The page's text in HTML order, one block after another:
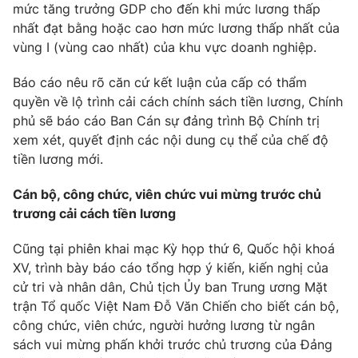
® Cấm sao chép dưới mọi hình thức nếu không có sự chấp
thuận bằng văn bản. Ghi rõ nguồn VTV.vn khi phát hành lại
thông tin từ website này.
mức tăng trưởng GDP cho đến khi mức lương thấp
nhất đạt bằng hoặc cao hơn mức lương thấp nhất của
vùng I (vùng cao nhất) của khu vực doanh nghiệp.
Báo cáo nêu rõ căn cứ kết luận của cấp có thẩm
quyền về lộ trình cải cách chính sách tiền lương, Chính
phủ sẽ báo cáo Ban Cán sự đảng trình Bộ Chính trị
xem xét, quyết định các nội dung cụ thể của chế độ
tiền lương mới.
Cán bộ, công chức, viên chức vui mừng trước chủ
trương cải cách tiền lương
Cũng tại phiên khai mạc Kỳ họp thứ 6, Quốc hội khoá
XV, trình bày báo cáo tổng hợp ý kiến, kiến nghị của
cử tri và nhân dân, Chủ tịch Ủy ban Trung ương Mặt
trận Tổ quốc Việt Nam Đỗ Văn Chiến cho biết cán bộ,
công chức, viên chức, người hưởng lương từ ngân
sách vui mừng phấn khởi trước chủ trương của Đảng